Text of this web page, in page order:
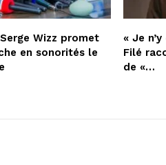
Wizz promet
en sonorités le
« Je
Filé
de «…